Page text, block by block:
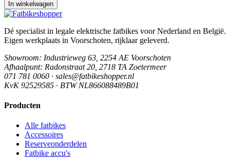
In winkelwagen
Dé specialist in legale elektrische fatbikes voor Nederland en België.
Eigen werkplaats in Voorschoten, rijklaar geleverd.
Showroom: Industrieweg 63, 2254 AE Voorschoten
Afhaalpunt: Radonstraat 20, 2718 TA Zoetermeer
071 781 0060 · sales@fatbikeshopper.nl
KvK 92529585 · BTW NL866088489B01
Producten
Alle fatbikes
Accessoires
Reserveonderdelen
Fatbike accu's